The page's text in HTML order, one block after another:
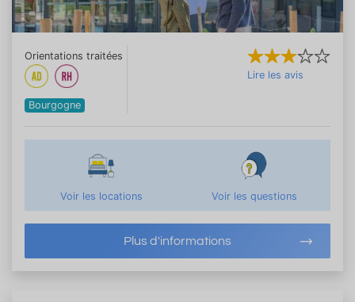
Orientations traitées
Bourgogne
Lire les avis
Voir les locations Voir les questions
Plus d'informations